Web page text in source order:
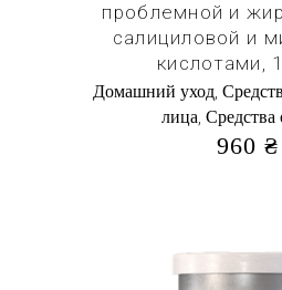
проблемной и
салициловой и
кислотами,
Домашний уход,
лица, Средства
960₴